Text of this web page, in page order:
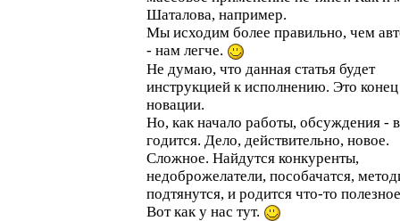
Шаталова, например.
Мы исходим более правильно, чем
- нам легче.
Не думаю, что данная статья будет
инструкцией к исполнению. Это конец
новации.
Но, как начало работы, обсуждения -
годится. Дело, действительно, новое.
Сложное. Найдутся конкуренты,
недоброжелатели, пособачатся,
подтянутся, и родится что-то
Вот как у нас тут.